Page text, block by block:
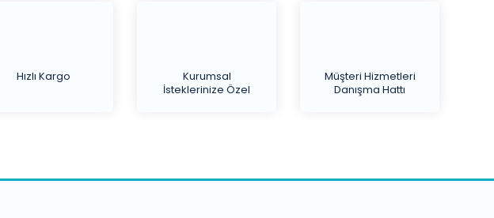
Hızlı Kargo
Kurumsal
İsteklerinize Özel
Müşteri Hizmetleri
Danışma Hattı